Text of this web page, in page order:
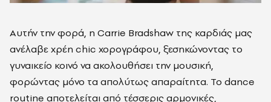
Αυτήν την φορά, η Carrie Bradshaw της καρδιάς μας
ανέλαβε χρέη chic χορογράφου, ξεσηκώνοντας το
γυναικείο κοινό να ακολουθήσει την μουσική,
φορώντας μόνο τα απολύτως απαραίτητα. Το dance
routine αποτελείται από τέσσερις αρμονικές,